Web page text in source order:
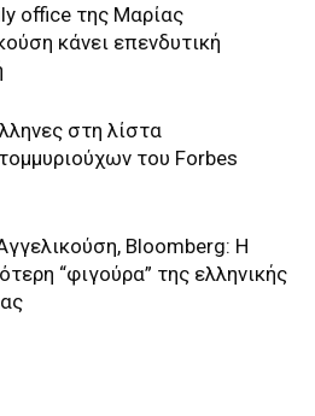
office της Μαρίας
κάνει επενδυτική
στη λίστα
του Forbes
Bloomberg: Η
“φιγούρα” της ελληνικής